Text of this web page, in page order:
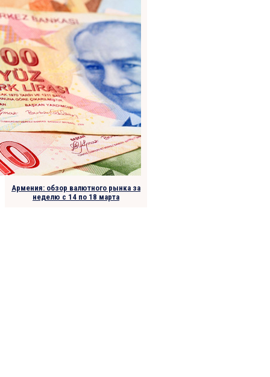
Армения: обзор валютного рынка за
неделю с 14 по 18 марта